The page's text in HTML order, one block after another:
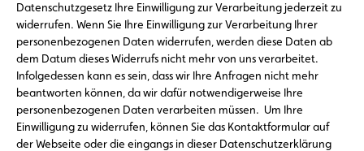
Datenschutzgesetz Ihre Einwilligung zur Verarbeitung jederzeit zu
widerrufen. Wenn Sie Ihre Einwilligung zur Verarbeitung Ihrer
personenbezogenen Daten widerrufen, werden diese Daten ab
dem Datum dieses Widerrufs nicht mehr von uns verarbeitet.
Infolgedessen kann es sein, dass wir Ihre Anfragen nicht mehr
beantworten können, da wir dafür notwendigerweise Ihre
personenbezogenen Daten verarbeiten müssen. Um Ihre
Einwilligung zu widerrufen, können Sie das Kontaktformular auf
der Webseite oder die eingangs in dieser Datenschutzerklärung